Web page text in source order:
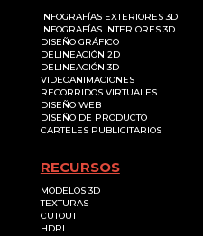
INFOGRAFÍAS EXTERIORES 3D
INFOGRAFÍAS INTERIORES 3D
DISEÑO GRÁFICO
DELINEACIÓN 2D
DELINEACIÓN 3D
VIDEOANIMACIONES
RECORRIDOS VIRTUALES
DISEÑO WEB
DISEÑO DE PRODUCTO
CARTELES PUBLICITARIOS
RECURSOS
MODELOS 3D
TEXTURAS
CUTOUT
HDRI